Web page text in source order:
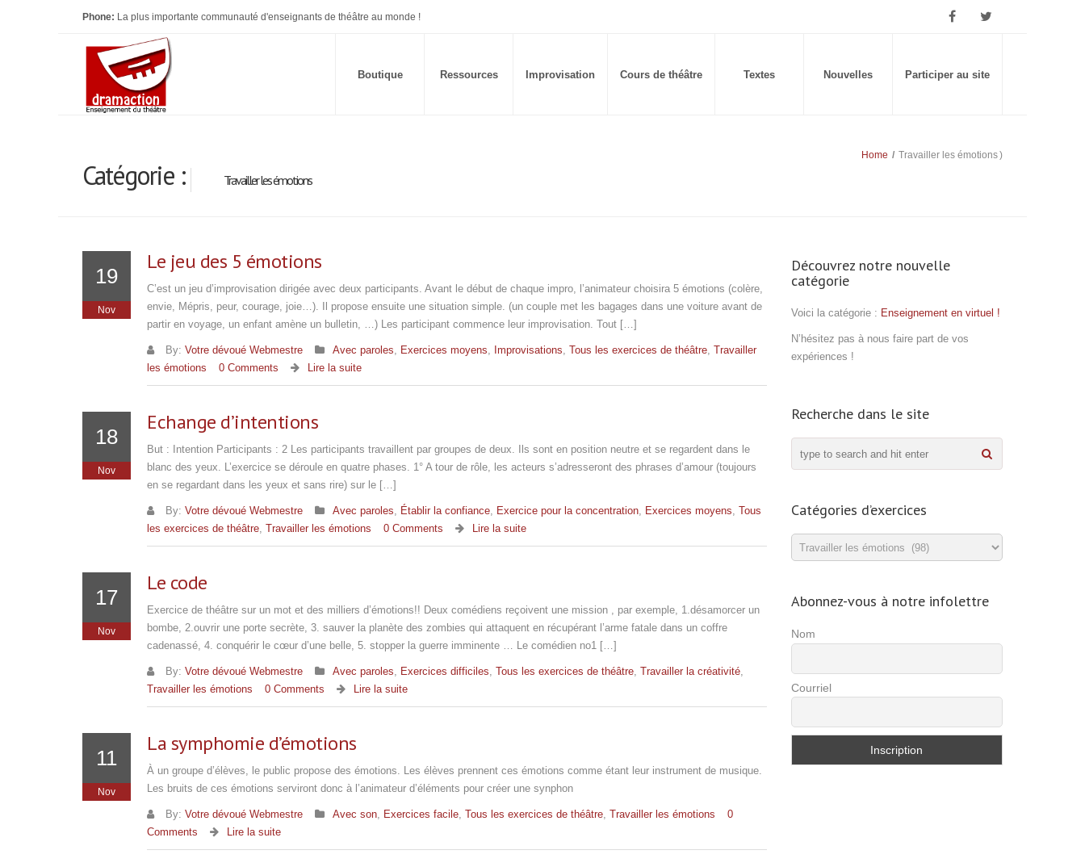
Phone: La plus importante communauté d'enseignants de théâtre au monde !
Boutique Ressources Improvisation Cours de théâtre Textes Nouvelles Participer au site
Catégorie : Travailler les émotions
Home / Travailler les émotions)
19
Nov
Le jeu des 5 émotions
C’est un jeu d’improvisation dirigée avec deux participants. Avant le début de chaque impro, l’animateur choisira 5 émotions (colère,
envie, Mépris, peur, courage, joie…). Il propose ensuite une situation simple. (un couple met les bagages dans une voiture avant de
partir en voyage, un enfant amène un bulletin, …) Les participant commence leur improvisation. Tout […]
By: Votre dévoué Webmestre Avec paroles, Exercices moyens, Improvisations, Tous les exercices de théâtre, Travailler
les émotions
0 Comments Lire la suite
18
Nov
Echange d’intentions
But : Intention Participants : 2 Les participants travaillent par groupes de deux. Ils sont en position neutre et se regardent dans le
blanc des yeux. L’exercice se déroule en quatre phases. 1° A tour de rôle, les acteurs s’adresseront des phrases d’amour (toujours
en se regardant dans les yeux et sans rire) sur le […]
By: Votre dévoué Webmestre Avec paroles, Établir la confiance, Exercice pour la concentration, Exercices moyens, Tous
les exercices de théâtre, Travailler les émotions 0 Comments Lire la suite
17
Nov
Le code
Exercice de théâtre sur un mot et des milliers d’émotions!! Deux comédiens reçoivent une mission , par exemple, 1.désamorcer un
bombe, 2.ouvrir une porte secrète, 3. sauver la planète des zombies qui attaquent en récupérant l’arme fatale dans un coffre
cadenassé, 4. conquérir le cœur d’une belle, 5. stopper la guerre imminente … Le comédien no1 […]
By: Votre dévoué Webmestre Avec paroles, Exercices difficiles, Tous les exercices de théâtre, Travailler la créativité,
Travailler les émotions
0 Comments Lire la suite
11
Nov
La symphomie d’émotions
À un groupe d’élèves, le public propose des émotions. Les élèves prennent ces émotions comme étant leur instrument de musique.
Les bruits de ces émotions serviront donc à l’animateur d’éléments pour créer une synphon
By: Votre dévoué Webmestre Avec son, Exercices facile, Tous les exercices de théâtre, Travailler les émotions
0
Comments
Lire la suite
Découvrez notre nouvelle
catégorie
Voici la catégorie : Enseignement en virtuel !
N’hésitez pas à nous faire part de vos
expériences !
Recherche dans le site
Catégories d’exercices
Catégories
d’exercices
Abonnez-vous à notre infolettre
Nom
Courriel